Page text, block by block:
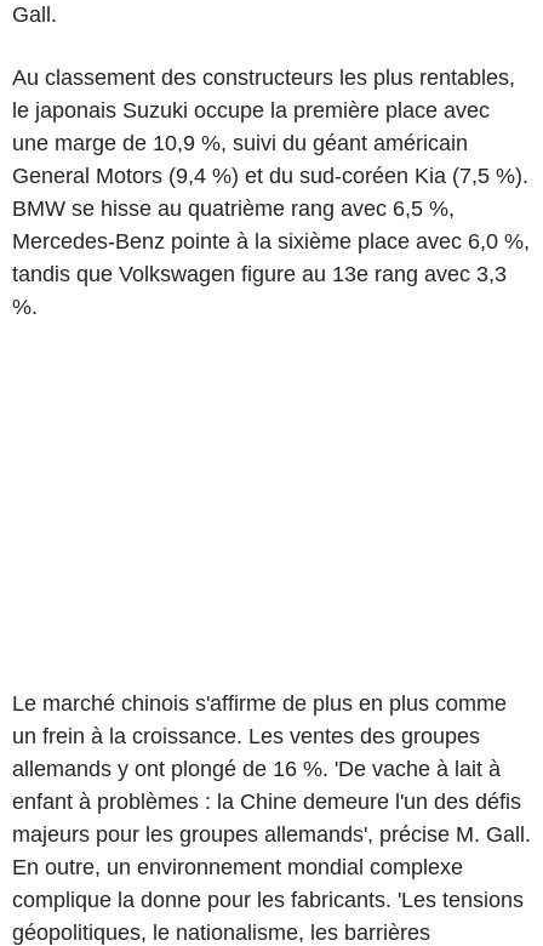
Gall.
Au classement des constructeurs les plus rentables,
le japonais Suzuki occupe la première place avec
une marge de 10,9 %, suivi du géant américain
General Motors (9,4 %) et du sud-coréen Kia (7,5 %).
BMW se hisse au quatrième rang avec 6,5 %,
Mercedes-Benz pointe à la sixième place avec 6,0 %,
tandis que Volkswagen figure au 13e rang avec 3,3
%.
Le marché chinois s'affirme de plus en plus comme
un frein à la croissance. Les ventes des groupes
allemands y ont plongé de 16 %. 'De vache à lait à
enfant à problèmes : la Chine demeure l'un des défis
majeurs pour les groupes allemands', précise M. Gall.
En outre, un environnement mondial complexe
complique la donne pour les fabricants. 'Les tensions
géopolitiques, le nationalisme, les barrières